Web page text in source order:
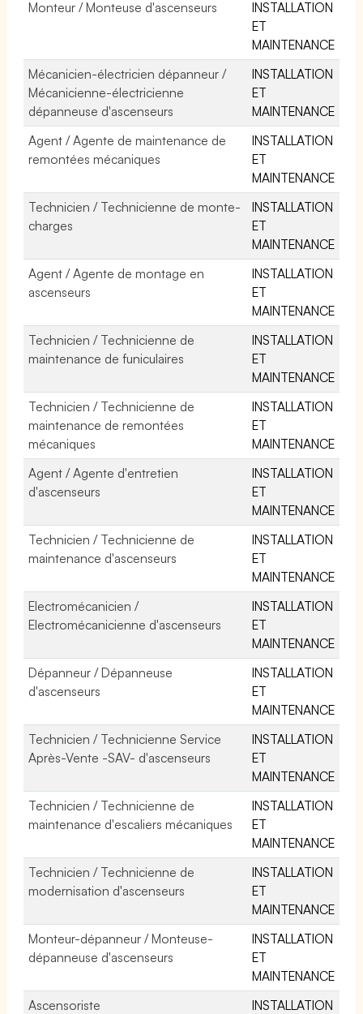
Monteur / Monteuse d'ascenseurs
INSTALLATION
ET
MAINTENANCE
Mécanicien-électricien dépanneur /
Mécanicienne-électricienne
dépanneuse d'ascenseurs
INSTALLATION
ET
MAINTENANCE
Agent / Agente de maintenance de
remontées mécaniques
INSTALLATION
ET
MAINTENANCE
Technicien / Technicienne de monte-
charges
INSTALLATION
ET
MAINTENANCE
Agent / Agente de montage en
ascenseurs
INSTALLATION
ET
MAINTENANCE
Technicien / Technicienne de
maintenance de funiculaires
INSTALLATION
ET
MAINTENANCE
Technicien / Technicienne de
maintenance de remontées
mécaniques
INSTALLATION
ET
MAINTENANCE
Agent / Agente d'entretien
d'ascenseurs
INSTALLATION
ET
MAINTENANCE
Technicien / Technicienne de
maintenance d'ascenseurs
INSTALLATION
ET
MAINTENANCE
Electromécanicien /
Electromécanicienne d'ascenseurs
INSTALLATION
ET
MAINTENANCE
Dépanneur / Dépanneuse
d'ascenseurs
INSTALLATION
ET
MAINTENANCE
Technicien / Technicienne Service
Après-Vente -SAV- d'ascenseurs
INSTALLATION
ET
MAINTENANCE
Technicien / Technicienne de
maintenance d'escaliers mécaniques
INSTALLATION
ET
MAINTENANCE
Technicien / Technicienne de
modernisation d'ascenseurs
INSTALLATION
ET
MAINTENANCE
Monteur-dépanneur / Monteuse-
dépanneuse d'ascenseurs
INSTALLATION
ET
MAINTENANCE
Ascensoriste
INSTALLATION